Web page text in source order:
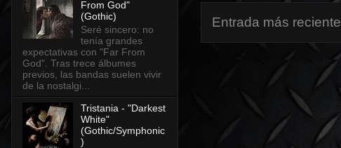
Entrada más reciente
From God"
(Gothic)
Seré sincero: no
tenía grandes
expectativas con "Far From
God". Tras trece álbumes
previos, las bandas suelen vivir
de la nostalgi...
Tristania - "Darkest
White"
(Gothic/Symphonic
)